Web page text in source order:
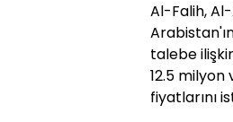
Al-Falih,
talebe
12.5
fiyatlarını